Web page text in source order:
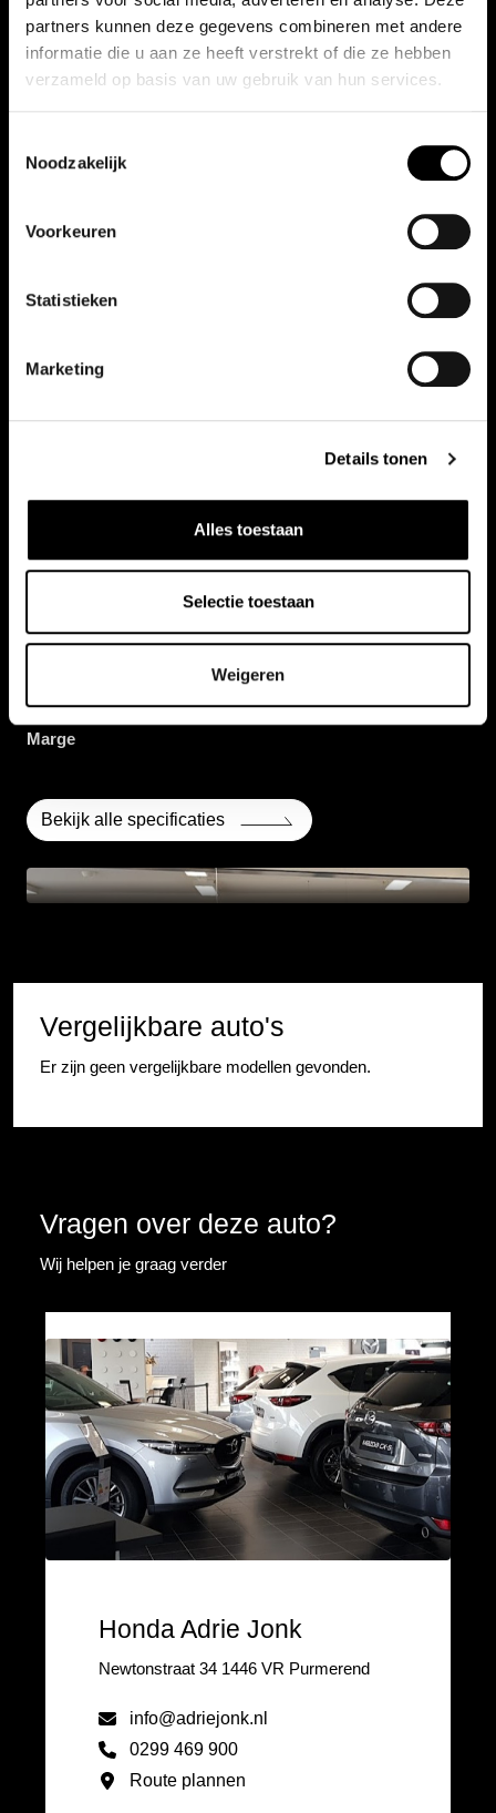
partners kunnen deze gegevens combineren met andere
informatie die u aan ze heeft verstrekt of die ze hebben
verzameld op basis van uw gebruik van hun services.
Noodzakelijk
Voorkeuren
Statistieken
Marketing
Details tonen
Alles toestaan
Selectie toestaan
Weigeren
Kilometerstand
Nieuw
Benzine
2012
Vermogen
5
BTW / Marge
Marge
Bekijk alle specificaties
Vergelijkbare auto's
Er zijn geen vergelijkbare modellen gevonden.
Vragen over deze auto?
Wij helpen je graag verder
Honda Adrie Jonk
Newtonstraat 34 1446 VR Purmerend
info@adriejonk.nl
0299 469 900
Route plannen